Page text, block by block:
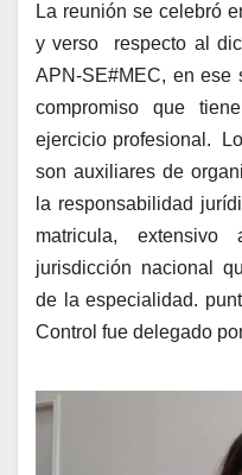
La reunión se celebró
y verso respecto al
APN-SE#MEC, en ese
compromiso que
ejercicio profesional.
son auxiliares de
la responsabilidad
matricula,
jurisdicción nacional
de la especialidad.
Control fue delegado